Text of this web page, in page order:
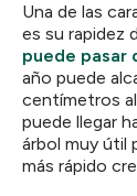
Una de las
es su rapidez
puede pasar
año puede
centímetros
puede llegar
árbol muy útil
más rápido